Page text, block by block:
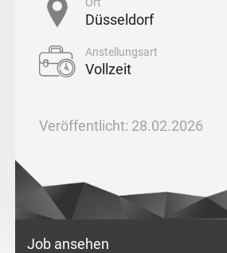
Düsseldorf
Anstellungsart
Vollzeit
Veröffentlicht: 28.02.2026
Job ansehen